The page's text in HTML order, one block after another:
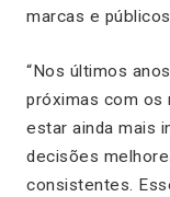
marcas e
“Nos últimos
próximas com os
estar ainda mais
decisões
consistentes.